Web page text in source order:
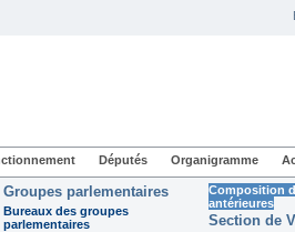
Députés Organigramme
Groupes parlementaires
Bureaux des groupes
parlementaires
Composition
antérieures
Section de